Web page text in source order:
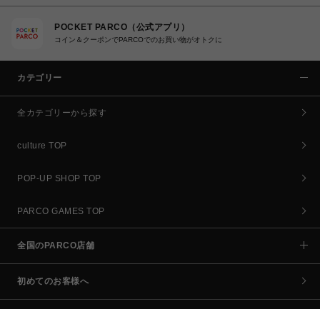
POCKET PARCO（公式アプリ）
コイン＆クーポンでPARCOでのお買い物がオトクに
カテゴリー
全カテゴリーから探す
culture TOP
POP-UP SHOP TOP
PARCO GAMES TOP
全国のPARCO店舗
初めてのお客様へ